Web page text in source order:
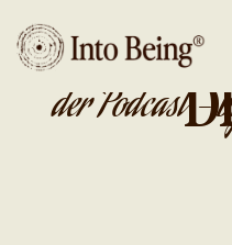
DA
der Podcast -